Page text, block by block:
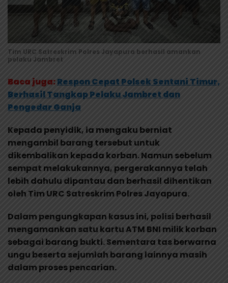
Tim URC Satreskrim Polres Jayapura berhasil amankan
pelaku Jambret
Baca juga:Respon Cepat Polsek Sentani Timur,
Berhasil Tangkap Pelaku Jambret dan
Pengedar Ganja
Kepada penyidik, ia mengaku berniat
mengambil barang tersebut untuk
dikembalikan kepada korban. Namun sebelum
sempat melakukannya, pergerakannya telah
lebih dahulu dipantau dan berhasil dihentikan
oleh Tim URC Satreskrim Polres Jayapura.
Dalam pengungkapan kasus ini, polisi berhasil
mengamankan satu kartu ATM BNI milik korban
sebagai barang bukti. Sementara tas berwarna
ungu beserta sejumlah barang lainnya masih
dalam proses pencarian.